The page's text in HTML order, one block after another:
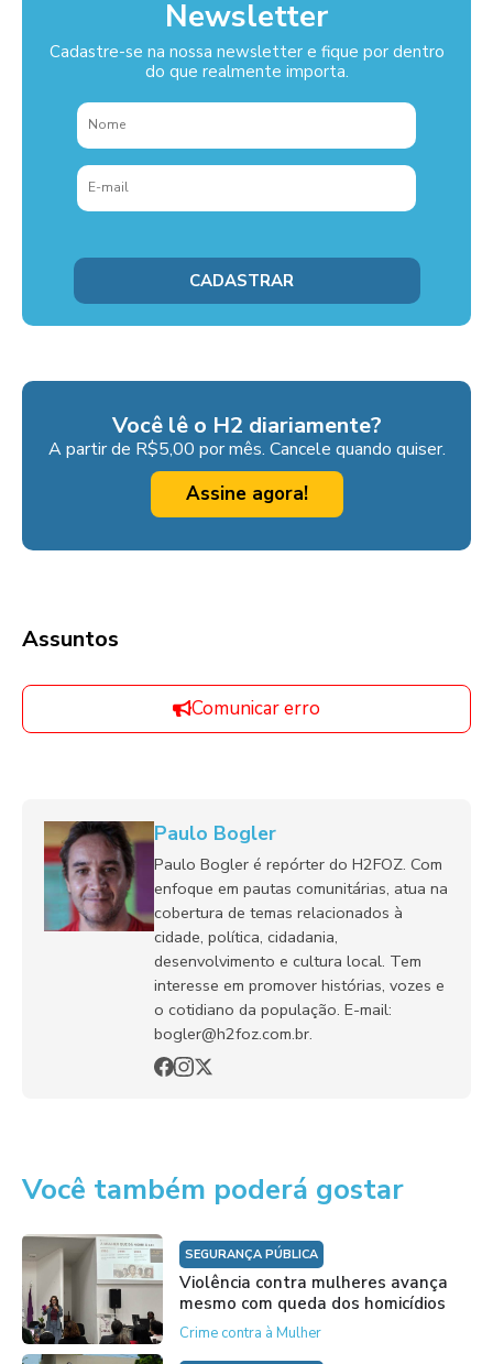
Newsletter
Cadastre-se na nossa newsletter e fique por dentro
do que realmente importa.
Você lê o H2 diariamente?
A partir de R$5,00 por mês. Cancele quando quiser.
Assine agora!
Assuntos
Comunicar erro
Paulo Bogler
Paulo Bogler é repórter do H2FOZ. Com
enfoque em pautas comunitárias, atua na
cobertura de temas relacionados à
cidade, política, cidadania,
desenvolvimento e cultura local. Tem
interesse em promover histórias, vozes e
o cotidiano da população. E-mail:
bogler@h2foz.com.br.
Você também poderá gostar
SEGURANÇA PÚBLICA
Violência contra mulheres avança
mesmo com queda dos homicídios
Crime contra à Mulher